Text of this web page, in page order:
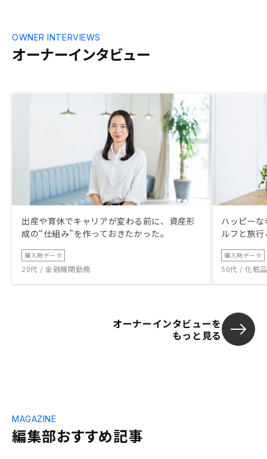
オーナーインタビュー
OWNER INTERVIEWS
出産や育休でキャリアが変わる前に、資産形
成の“仕組み”を作っておきたかった。
購入時データ
20代 / 金融機関勤務
ハッピー
ルフと旅
購入時データ
50代 / 化粧
オーナーインタビューを
もっと見る
編集部おすすめ記事
MAGAZINE